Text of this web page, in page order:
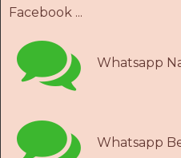
Facebook ...
 Whatsapp
 Whatsapp